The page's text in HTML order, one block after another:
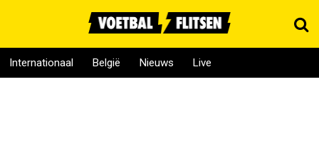
Internationaal België Nieuws Live